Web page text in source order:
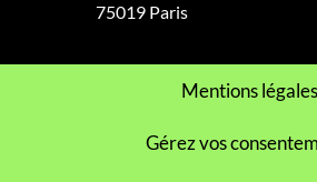
75019 Paris
Mentions légales
Gérez vos